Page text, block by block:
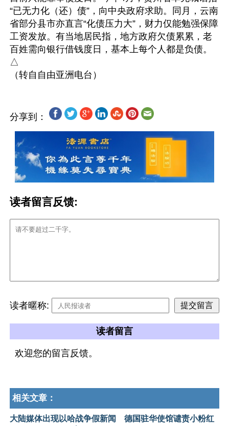
“已无力化（还）债”，向中央政府求助。同月，云南
省部分县市亦直言“化债压力大”，财力仅能勉强保障
工资发放。有当地居民指，地方政府欠债累累，老
百姓需向银行借钱度日，基本上每个人都是负债。
△
分享到：
读者留言反馈:
读者暱称:
读者留言
欢迎您的留言反馈。
相关文章：
大陆媒体出现以哈战争假新闻 德国驻华使馆谴责小粉红